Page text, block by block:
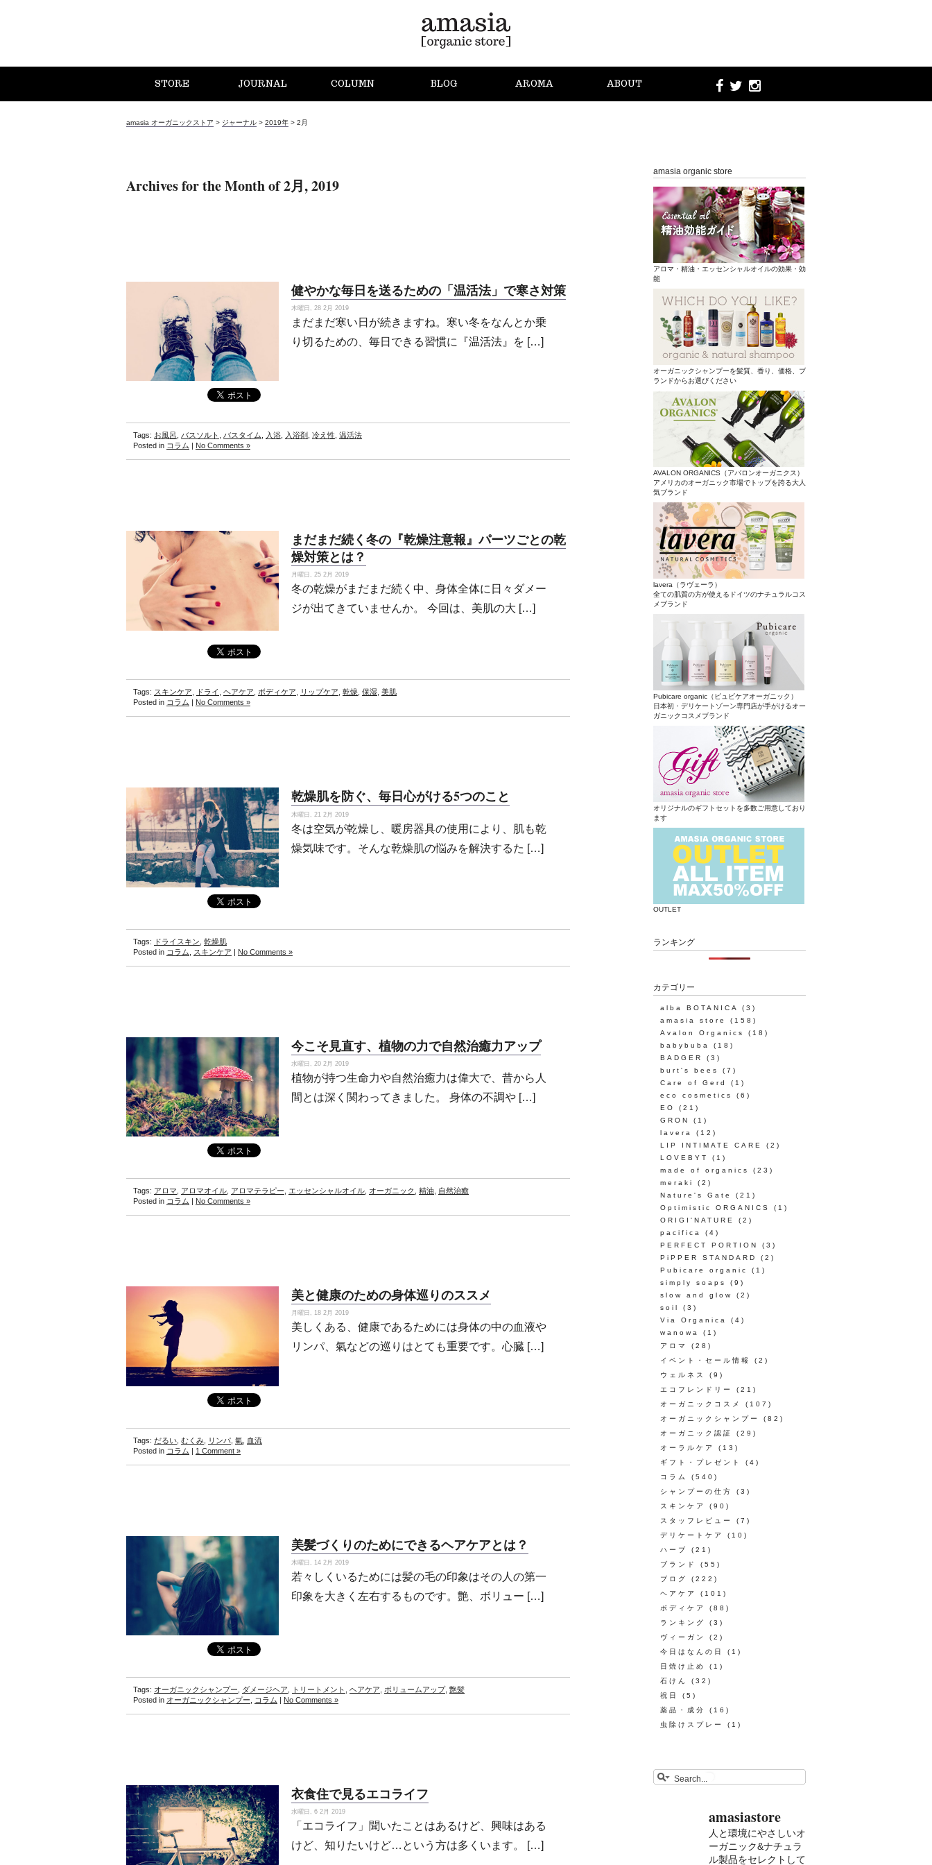
STORE JOURNAL COLUMN BLOG AROMA ABOUT
amasia オーガニックストア > ジャーナル > 2019年 > 2月
Archives for the Month of 2月, 2019
健やかな毎日を送るための「温活法」で寒さ対策
木曜日, 28 2月 2019
まだまだ寒い日が続きますね。寒い冬をなんとか乗
り切るための、毎日できる習慣に『温活法』を […]
Tags: お風呂 バスソルト バスタイム 入浴 入浴剤 冷え性 温活法
Posted in コラム No Comments »
まだまだ続く冬の『乾燥注意報』パーツごとの乾
燥対策とは？
月曜日, 25 2月 2019
冬の乾燥がまだまだ続く中、身体全体に日々ダメー
ジが出てきていませんか。 今回は、美肌の大 […]
Tags: スキンケア, ドライ , ヘアケア, ボディケア, リップケア, 乾燥, 保湿, 美肌
Posted in コラム No Comments »
乾燥肌を防ぐ、毎日心がける5つのこと
木曜日, 21 2月 2019
冬は空気が乾燥し、暖房器具の使用により、肌も乾
燥気味です。そんな乾燥肌の悩みを解決するた […]
Tags: ドライスキン 乾燥肌
Posted in コラム スキンケア | No Comments »
今こそ見直す、植物の力で自然治癒力アップ
水曜日, 20 2月 2019
植物が持つ生命力や自然治癒力は偉大で、昔から人
間とは深く関わってきました。 身体の不調や […]
Tags: アロマ アロマオイル アロマテラピー エッセンシャルオイル オーガニック 精油
自然治癒
Posted in コラム | No Comments »
美と健康のための身体巡りのススメ
月曜日, 18 2月 2019
美しくある、健康であるためには身体の中の血液や
リンパ、氣などの巡りはとても重要です。心臓 […]
Tags: だるい むくみ リンパ 氣 血流
Posted in コラム | 1 Comment »
美髪づくりのためにできるヘアケアとは？
木曜日, 14 2月 2019
若々しくいるためには髪の毛の印象はその人の第一
印象を大きく左右するものです。艶、ボリュー […]
Tags: オーガニックシャンプー ダメージヘア トリートメント ヘアケア ボリュームアップ, 艶髪
Posted in オーガニックシャンプー コラム | No Comments »
衣食住で見るエコライフ
水曜日, 6 2月 2019
「エコライフ」聞いたことはあるけど、興味はある
けど、知りたいけど…という方は多くいます。 […]
amasia organic store
アロマ・精油・エッセンシャルオイルの効果・効
能
オーガニックシャンプーを髪質、香り、価格、ブ
ランドからお選びください
AVALON ORGANICS（アバロンオーガニクス）
アメリカのオーガニック市場でトップを誇る大人
気ブランド
lavera（ラヴェーラ）
全ての肌質の方が使えるドイツのナチュラルコス
メブランド
Pubicare organic（ピュビケアオーガニック）
日本初・デリケートゾーン専門店が手がけるオー
ガニックコスメブランド
オリジナルのギフトセットを多数ご用意しており
ます
OUTLET
ランキング
カテゴリー
alba BOTANICA
(3)
amasia store
(158)
Avalon Organics
(18)
babybuba
(18)
BADGER
(3)
burt's bees
(7)
Care of Gerd
(1)
eco cosmetics
(6)
EO
(21)
GRON
(1)
lavera
(12)
LIP INTIMATE CARE
(2)
LOVEBYT
(1)
made of organics
(23)
meraki
(2)
Nature's Gate
(21)
Optimistic ORGANICS
(1)
ORIGI'NATURE
(2)
pacifica
(4)
PERFECT PORTION
(3)
PiPPER STANDARD
(2)
Pubicare organic
(1)
simply soaps
(9)
slow and glow
(2)
soil
(3)
Via Organica
(4)
wanowa
(1)
アロマ
(28)
イベント・セール情報
(2)
ウェルネス
(9)
エコフレンドリー
(21)
オーガニックコスメ
(107)
オーガニックシャンプー
(82)
オーガニック認証
(29)
オーラルケア
(13)
ギフト・プレゼント
(4)
コラム
(540)
シャンプーの仕方
(3)
スキンケア
(90)
スタッフレビュー
(7)
デリケートケア
(10)
ハーブ
(21)
ブランド
(55)
ブログ
(222)
ヘアケア
(101)
ボディケア
(88)
ランキング
(3)
ヴィーガン
(2)
今日はなんの日
(1)
日焼け止め
(1)
石けん
(32)
祝日
(5)
薬品・成分
(16)
虫除けスプレー
(1)
amasiastore
人と環境にやさしいオ
ーガニック&ナチュラ
ル製品をセレクトして